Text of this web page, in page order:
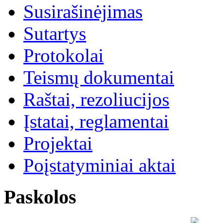
Susirašinėjimas
Sutartys
Protokolai
Teismų dokumentai
Raštai, rezoliucijos
Įstatai, reglamentai
Projektai
Poįstatyminiai aktai
Paskolos